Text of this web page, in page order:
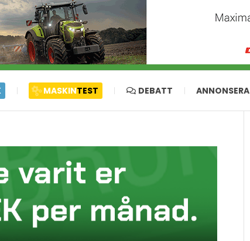
MASKINTEST DEBATT ANNONSERA